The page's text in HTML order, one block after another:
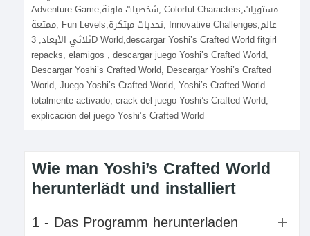
Adventure Game,شخصيات ملونة, Colorful Characters,مستويات
ممتعة, Fun Levels,تحديات مبتكرة, Innovative Challenges,عالم
ثلاثي الأبعاد, 3D World,descargar Yoshi’s Crafted World fitgirl
repacks, elamigos , descargar juego Yoshi’s Crafted World,
Descargar Yoshi’s Crafted World, Descargar Yoshi’s Crafted
World, Juego Yoshi’s Crafted World, Yoshi’s Crafted World
totalmente activado, crack del juego Yoshi’s Crafted World,
explicación del juego Yoshi’s Crafted World
Wie man Yoshi’s Crafted World
herunterlädt und installiert
1 - Das Programm herunterladen